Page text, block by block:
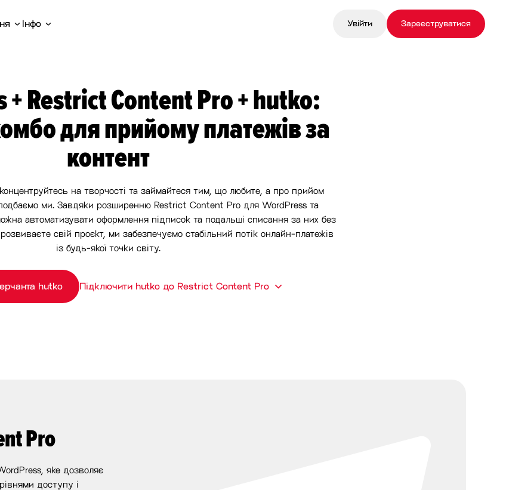
Інфо Увійти Зареєструватися
+ Restrict Content Pro + hutko:
для прийому платежів за
контент
концентруйтесь на творчості та займайтеся тим, що любите, а про прийом
ми. Завдяки розширенню Restrict Content Pro для WordPress та
автоматизувати оформлення підписок та подальші списання за них без
свій проєкт, ми забезпечуємо стабільний потік онлайн-платежів
із будь-якої точки світу.
hutko Підключити hutko до Restrict Content Pro
Pro
яке дозволяє
доступу і